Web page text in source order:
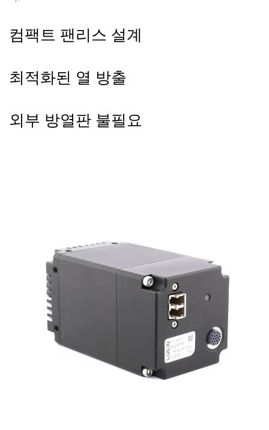
컴팩트 팬리스 설계
최적화된 열 방출
외부 방열판 불필요